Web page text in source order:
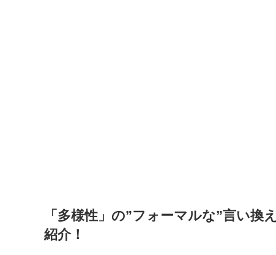
「多様性」の”フォーマルな”言い
紹介！